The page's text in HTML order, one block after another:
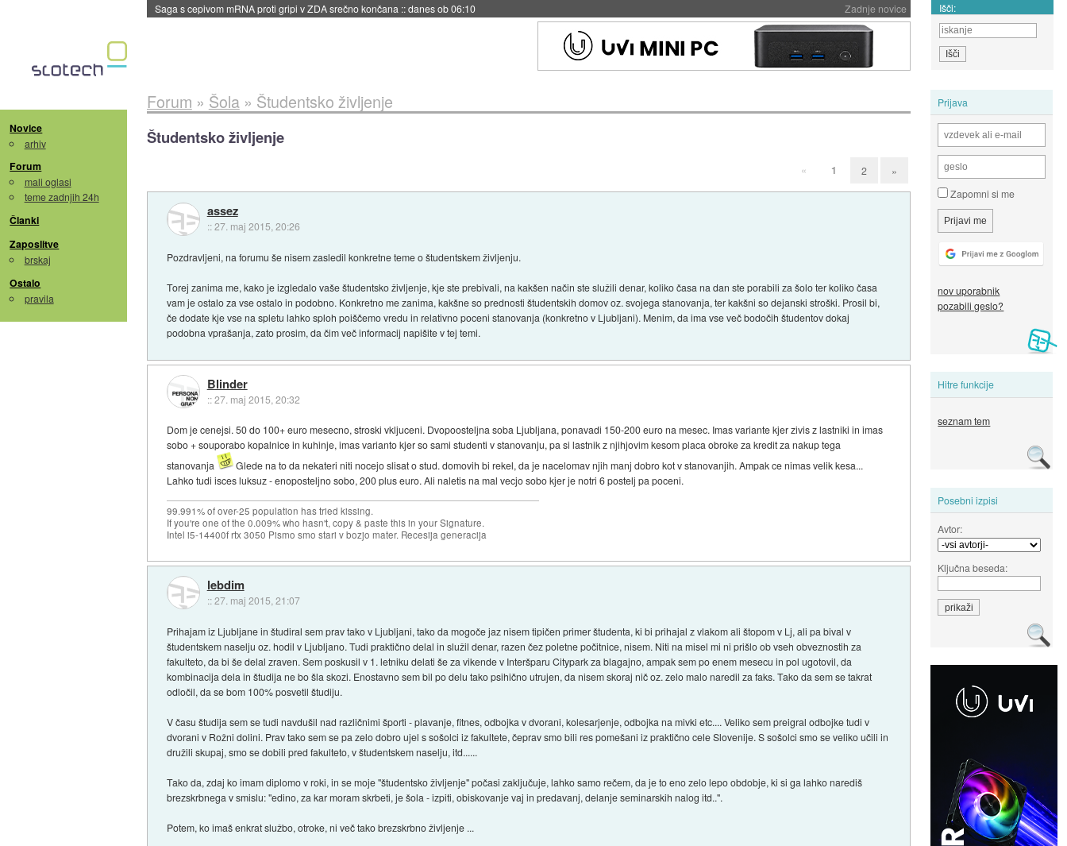
Zadnje novice
BMW v vozilih začel predvajati reklame::danes ob 06:09 Išči:
Novice
arhiv
Forum
mali oglasi
teme zadnjih 24h
Članki
Zaposlitve
brskaj
Ostalo
pravila
Prijava
Zapomni si me
nov uporabnik
pozabili geslo?
Hitre funkcije
seznam tem
Posebni izpisi
Avtor:
Ključna beseda:
Forum » Šola» Študentsko življenje
Študentsko življenje
« 1 2 »
assez
::27. maj 2015, 20:26
Pozdravljeni, na forumu še nisem zasledil konkretne teme o študentskem življenju.
Torej zanima me, kako je izgledalo vaše študentsko življenje, kje ste prebivali, na kakšen način ste služili denar, koliko časa na dan ste porabili za šolo ter koliko časa
vam je ostalo za vse ostalo in podobno. Konkretno me zanima, kakšne so prednosti študentskih domov oz. svojega stanovanja, ter kakšni so dejanski stroški. Prosil bi,
če dodate kje vse na spletu lahko sploh poiščemo vredu in relativno poceni stanovanja (konkretno v Ljubljani). Menim, da ima vse več bodočih študentov dokaj
podobna vprašanja, zato prosim, da čim več informacij napišite v tej temi.
Blinder
::27. maj 2015, 20:32
Dom je cenejsi. 50 do 100+ euro mesecno, stroski vkljuceni. Dvopoosteljna soba Ljubljana, ponavadi 150-200 euro na mesec. Imas variante kjer zivis z lastniki in imas
sobo + souporabo kopalnice in kuhinje, imas varianto kjer so sami studenti v stanovanju, pa si lastnik z njihjovim kesom placa obroke za kredit za nakup tega
stanovanja
Glede na to da nekateri niti nocejo slisat o stud. domovih bi rekel, da je nacelomav njih manj dobro kot v stanovanjih. Ampak ce nimas velik kesa...
Lahko tudi isces luksuz - enoposteljno sobo, 200 plus euro. Ali naletis na mal vecjo sobo kjer je notri 6 postelj pa poceni.
99.991% of over-25 population has tried kissing.
If you're one of the 0.009% who hasn't, copy & paste this in your Signature.
Intel i5-14400f rtx 3050 Pismo smo stari v bozjo mater. Recesija generacija
lebdim
::27. maj 2015, 21:07
Prihajam iz Ljubljane in študiral sem prav tako v Ljubljani, tako da mogoče jaz nisem tipičen primer študenta, ki bi prihajal z vlakom ali štopom v Lj, ali pa bival v
študentskem naselju oz. hodil v Ljubljano. Tudi praktično delal in služil denar, razen čez poletne počitnice, nisem. Niti na misel mi ni prišlo ob vseh obveznostih za
fakulteto, da bi še delal zraven. Sem poskusil v 1. letniku delati še za vikende v Interšparu Citypark za blagajno, ampak sem po enem mesecu in pol ugotovil, da
kombinacija dela in študija ne bo šla skozi. Enostavno sem bil po delu tako psihično utrujen, da nisem skoraj nič oz. zelo malo naredil za faks. Tako da sem se takrat
odločil, da se bom 100% posvetil študiju.
V času študija sem se tudi navdušil nad različnimi športi - plavanje, fitnes, odbojka v dvorani, kolesarjenje, odbojka na mivki etc.... Veliko sem preigral odbojke tudi v
dvorani v Rožni dolini. Prav tako sem se pa zelo dobro ujel s sošolci iz fakultete, čeprav smo bili res pomešani iz praktično cele Slovenije. S sošolci smo se veliko učili in
družili skupaj, smo se dobili pred fakulteto, v študentskem naselju, itd......
Tako da, zdaj ko imam diplomo v roki, in se moje "študentsko življenje" počasi zaključuje, lahko samo rečem, da je to eno zelo lepo obdobje, ki si ga lahko narediš
brezskrbnega v smislu: "edino, za kar moram skrbeti, je šola - izpiti, obiskovanje vaj in predavanj, delanje seminarskih nalog itd..".
Potem, ko imaš enkrat službo, otroke, ni več tako brezskrbno življenje ...